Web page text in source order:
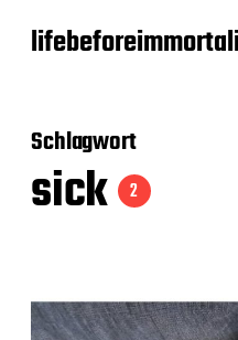
Schlagwort
sick 2